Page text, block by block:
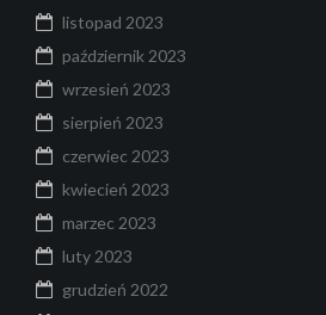
listopad 2023
październik 2023
wrzesień 2023
sierpień 2023
czerwiec 2023
kwiecień 2023
marzec 2023
luty 2023
grudzień 2022